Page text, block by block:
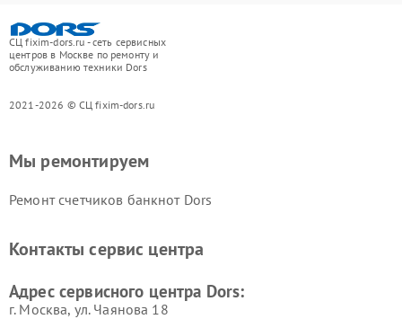
СЦ fixim-dors.ru - сеть сервисных
центров в Москве по ремонту и
обслуживанию техники Dors
2021-2026 © СЦ fixim-dors.ru
Мы ремонтируем
Ремонт счетчиков банкнот Dors
Контакты сервис центра
Адрес сервисного центра Dors:
г. Москва, ул. Чаянова 18